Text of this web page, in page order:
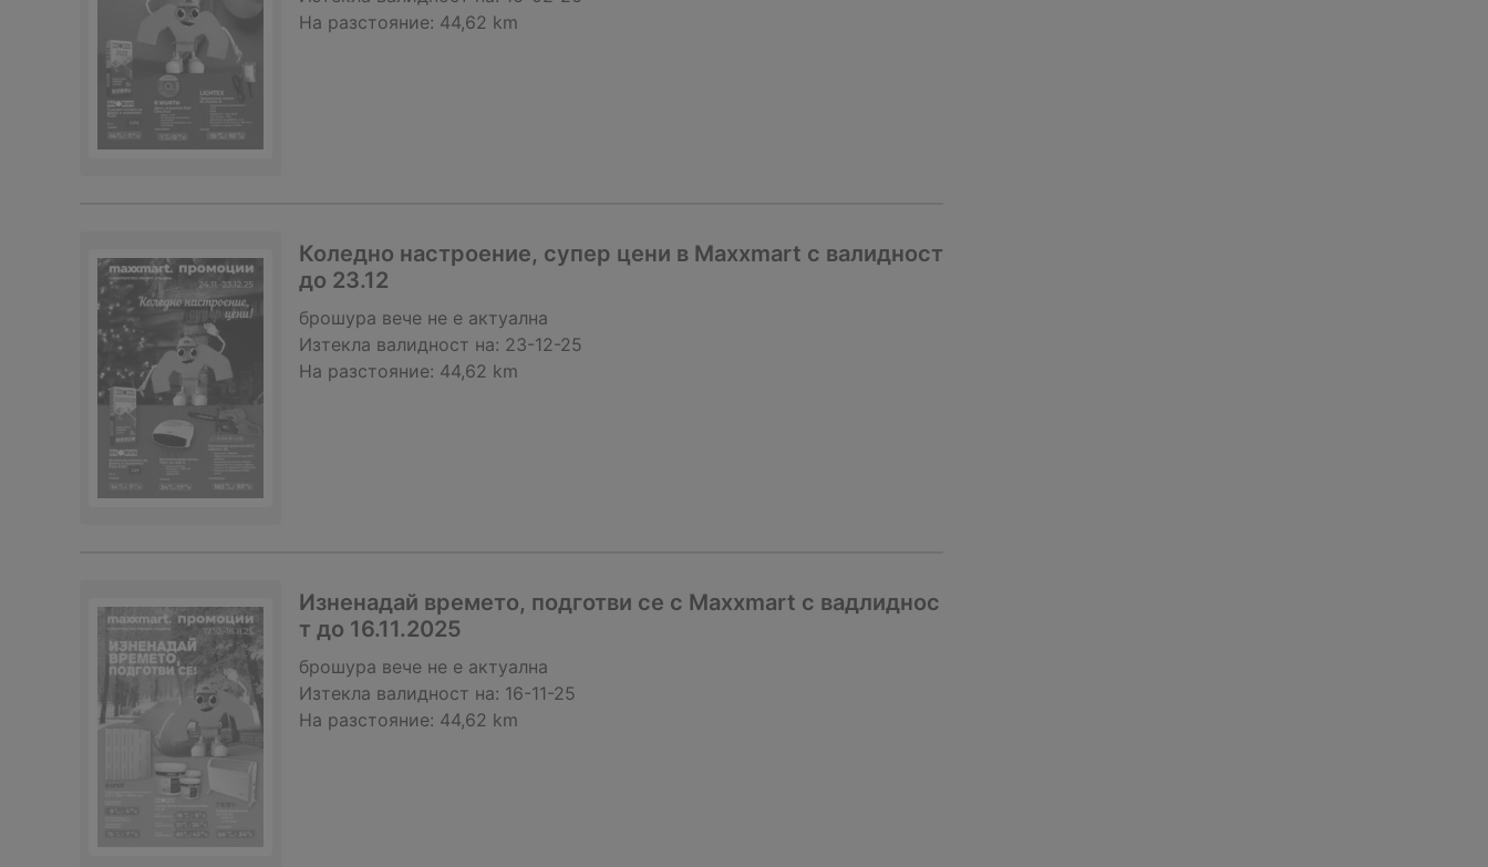
На разстояние: 44,62 km
Коледно настроение, супер цени в Maxxmart с валидност
до 23.12
брошура вече не е актуална
Изтекла валидност на: 23-12-25
На разстояние: 44,62 km
Изненадай времето, подготви се с Maxxmart с вадлиднос
т до 16.11.2025
брошура вече не е актуална
Изтекла валидност на: 16-11-25
На разстояние: 44,62 km